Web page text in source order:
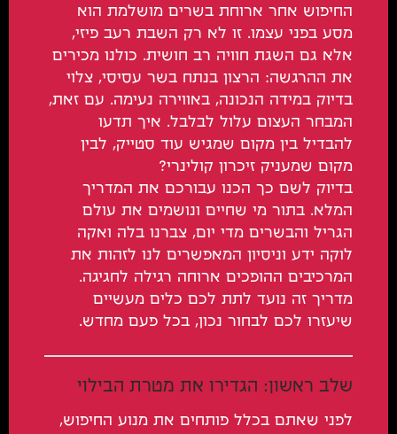
החיפוש אחר ארוחת בשרים מושלמת הוא
מסע בפני עצמו. זו לא רק השבת רעב פיזי,
אלא גם השגת חוויה רב חושית. כולנו מכירים
את ההרגשה: הרצון בנתח בשר עסיסי, צלוי
בדיוק במידה הנכונה, באווירה נעימה. עם זאת,
המבחר העצום עלול לבלבל. איך תדעו
להבדיל בין מקום שמגיש עוד סטייק, לבין
מקום שמעניק זיכרון קולינרי?
בדיוק לשם כך הכנו עבורכם את המדריך
המלא. בתור מי שחיים ונושמים את עולם
הגריל והבשרים מדי יום, צברנו בלה ואקה
לוקה ידע וניסיון המאפשרים לנו לזהות את
המרכיבים ההופכים ארוחה רגילה לחגיגה.
מדריך זה נועד לתת לכם כלים מעשיים
שיעזרו לכם לבחור נכון, בכל פעם מחדש.
שלב ראשון: הגדירו את מטרת הבילוי
לפני שאתם בכלל פותחים את מנוע החיפוש,